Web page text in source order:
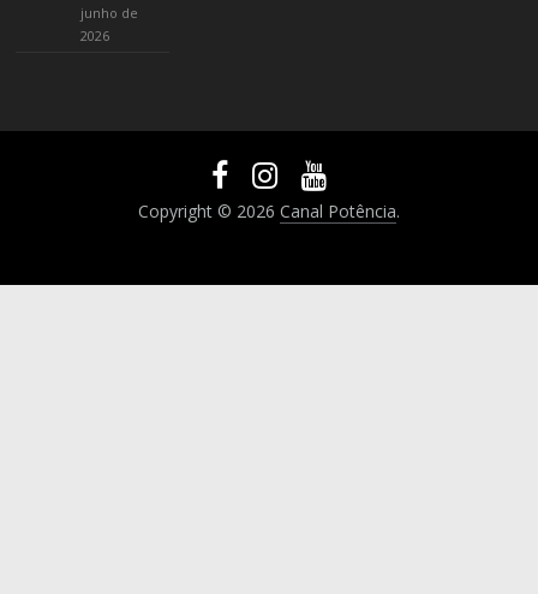
junho de
2026
Copyright © 2026 Canal Potência.